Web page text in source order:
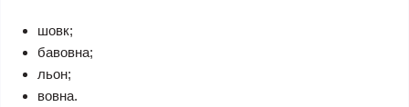
шовк;
бавовна;
льон;
вовна.